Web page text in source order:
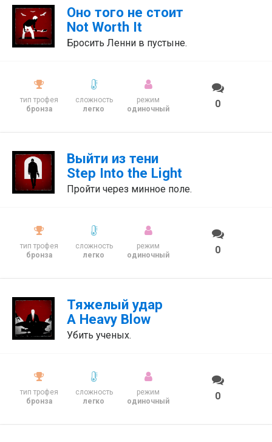
Оно того не стоит
Not Worth It
Бросить Ленни в пустыне.
тип трофея
бронза
сложность
легко
режим
одиночный
0
Выйти из тени
Step Into the Light
Пройти через минное поле.
тип трофея
бронза
сложность
легко
режим
одиночный
0
Тяжелый удар
A Heavy Blow
Убить ученых.
тип трофея
бронза
сложность
легко
режим
одиночный
0